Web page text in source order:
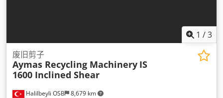
1 /3
Halilbeyli OSB 8,679 km
废旧剪子
Aymas Recycling Machinery IS
1600 Inclined Shear